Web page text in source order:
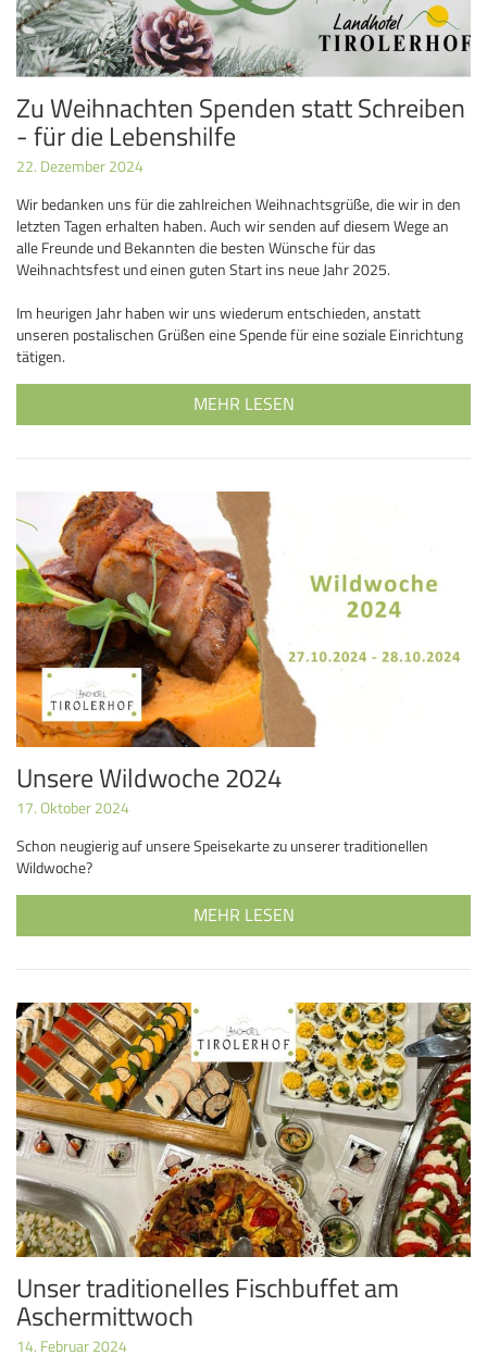
Zu Weihnachten Spenden statt Schreiben
- für die Lebenshilfe
22. Dezember 2024
Wir bedanken uns für die zahlreichen Weihnachtsgrüße, die wir in den
letzten Tagen erhalten haben. Auch wir senden auf diesem Wege an
alle Freunde und Bekannten die besten Wünsche für das
Weihnachtsfest und einen guten Start ins neue Jahr 2025.
Im heurigen Jahr haben wir uns wiederum entschieden, anstatt
unseren postalischen Grüßen eine Spende für eine soziale Einrichtung
tätigen.
MEHR LESEN
Unsere Wildwoche 2024
17. Oktober 2024
Schon neugierig auf unsere Speisekarte zu unserer traditionellen
Wildwoche?
MEHR LESEN
Unser traditionelles Fischbuffet am
Aschermittwoch
14. Februar 2024